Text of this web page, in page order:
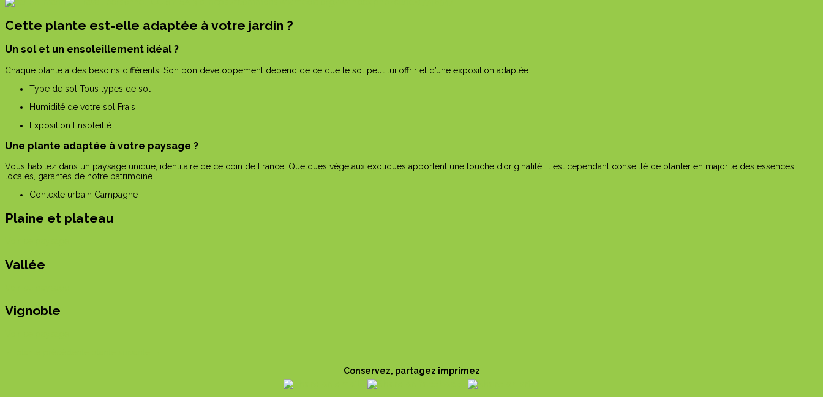
Cette plante est-elle adaptée à votre jardin ?
Un sol et un ensoleillement idéal ?
Chaque plante a des besoins différents. Son bon développement dépend de ce que le sol peut lui offrir et d’une exposition adaptée.
Type de sol Tous types de sol
Humidité de votre sol Frais
Exposition Ensoleillé
Une plante adaptée à votre paysage ?
Vous habitez dans un paysage unique, identitaire de ce coin de France. Quelques végétaux exotiques apportent une touche d’originalité. Il est cependant conseillé de planter en majorité des essences
locales, garantes de notre patrimoine.
Contexte urbain Campagne
Plaine et plateau
Vallée
Vignoble
Conservez, partagez imprimez